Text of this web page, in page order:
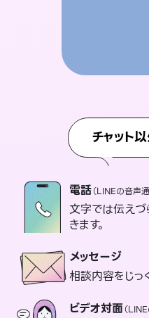
チャット
電話（LINEの音声通
文字では伝えづ
きます。
メッセージ
相談内容をじっ
ビデオ対面（